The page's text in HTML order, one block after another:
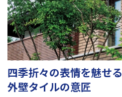
四季折々の表情を魅せる
外壁タイルの意匠